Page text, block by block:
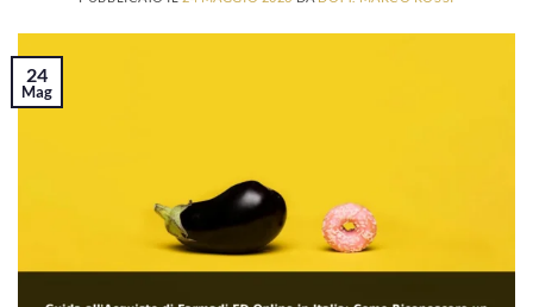
24
Mag